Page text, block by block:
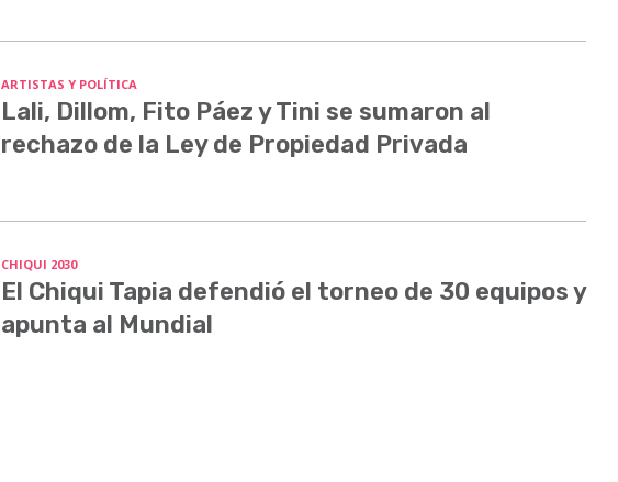
ARTISTAS Y POLÍTICA
Lali, Dillom, Fito Páez y Tini se sumaron al
rechazo de la Ley de Propiedad Privada
CHIQUI 2030
El Chiqui Tapia defendió el torneo de 30 equipos y
apunta al Mundial